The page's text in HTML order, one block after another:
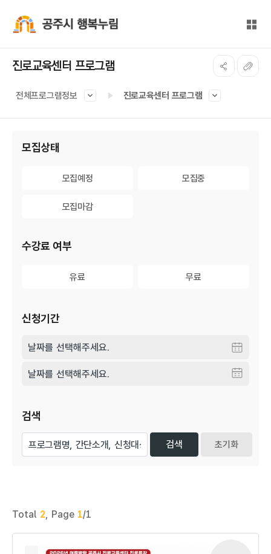
전체
진로교육센터 프로그램
전체프로그램정보 진로교육센터 프로그램
모집상태
모집예정 모집중
모집마감
수강료 여부
유료 무료
신청기간
검색
초기화
Total 2, Page 1/1